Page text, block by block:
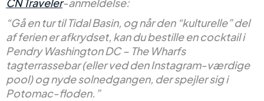
CN Traveler-anmeldelse:
“Gå en tur til Tidal Basin, og når den “kulturelle” del
af ferien er afkrydset, kan du bestille en cocktail i
Pendry Washington DC – The Wharfs
tagterrassebar (eller ved den Instagram-værdige
pool) og nyde solnedgangen, der spejler sig i
Potomac-floden.”